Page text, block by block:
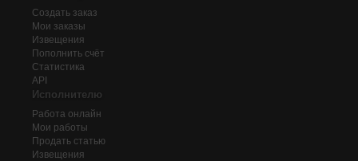
Создать заказ
Мои заказы
Извещения
Пополнить счёт
Статистика
API
Исполнителю
Работа онлайн
Мои работы
Продать статью
Извещения